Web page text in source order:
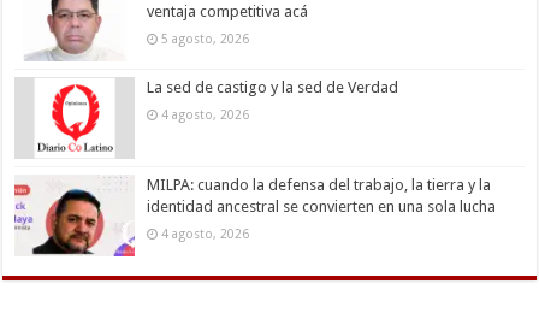
ventaja competitiva acá
5 agosto, 2026
La sed de castigo y la sed de Verdad
4 agosto, 2026
MILPA: cuando la defensa del trabajo, la tierra y la
identidad ancestral se convierten en una sola lucha
4 agosto, 2026